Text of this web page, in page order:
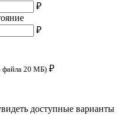
₽
₽
файла 20 МБ) ₽
доступные варианты